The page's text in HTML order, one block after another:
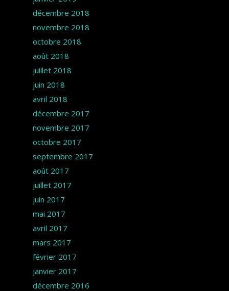
décembre 2018
novembre 2018
octobre 2018
août 2018
juillet 2018
juin 2018
avril 2018
décembre 2017
novembre 2017
octobre 2017
septembre 2017
août 2017
juillet 2017
juin 2017
mai 2017
avril 2017
mars 2017
février 2017
janvier 2017
décembre 2016